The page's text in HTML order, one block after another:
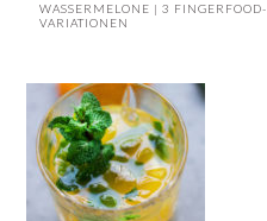
WASSERMELONE | 3 FINGERFOOD-
VARIATIONEN